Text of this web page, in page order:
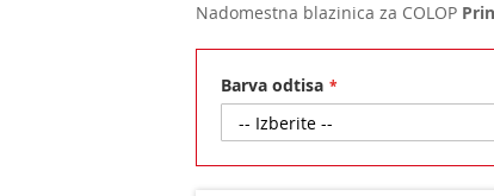
Nadomestna blazinica za COLOP
Barva odtisa